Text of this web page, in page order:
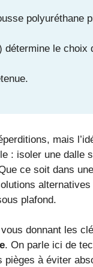
polyuréthane
détermine le choix
mais
: isoler une dalle
ce soit dans
plafond.
donnant les
. On parle ici de
à éviter